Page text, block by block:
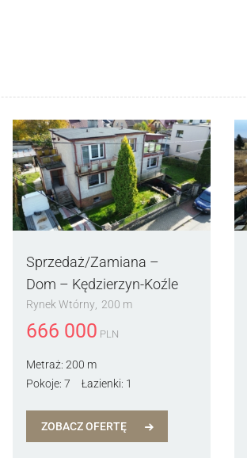
Sprzedaż/Zamiana –
Dom – Kędzierzyn-Koźle
Rynek Wtórny 200 m
666 000 PLN
Metraż: 200 m
Pokoje: 7 Łazienki: 1
ZOBACZ OFERTĘ